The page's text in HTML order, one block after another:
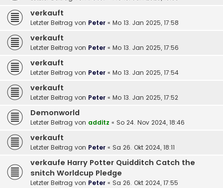
verkauft
Letzter Beitrag von Peter « Mo 13. Jan 2025, 17:58
verkauft
Letzter Beitrag von Peter « Mo 13. Jan 2025, 17:56
verkauft
Letzter Beitrag von Peter « Mo 13. Jan 2025, 17:54
verkauft
Letzter Beitrag von Peter « Mo 13. Jan 2025, 17:52
Demonworld
Letzter Beitrag von additz « So 24. Nov 2024, 18:46
verkauft
Letzter Beitrag von Peter « Sa 26. Okt 2024, 18:11
verkaufe Harry Potter Quidditch Catch the
snitch Worldcup Pledge
Letzter Beitrag von Peter « Sa 26. Okt 2024, 17:55